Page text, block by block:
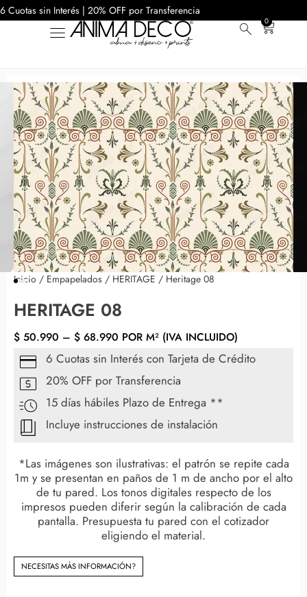
6 Cuotas sin Interés | 20% OFF por Transferencia
0
Inicio / Empapelados / HERITAGE / Heritage 08
HERITAGE 08
$ 50.990 – $ 68.990 POR M² (IVA INCLUIDO)
6 Cuotas sin Interés con Tarjeta de Crédito
20% OFF por Transferencia
15 días hábiles Plazo de Entrega **
Incluye instrucciones de instalación
*Las imágenes son ilustrativas: el patrón se repite cada
1m y se presentan en paños de 1 m de ancho por el alto
de tu pared. Los tonos digitales respecto de los
impresos pueden diferir según la calibración de cada
pantalla. Presupuesta tu pared con el cotizador
eligiendo el material.
NECESITAS MÀS INFORMACIÓN?